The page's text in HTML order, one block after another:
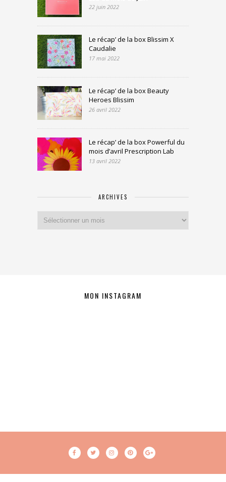
22 juin 2022
Le récap’ de la box Blissim X
Caudalie
17 mai 2022
Le récap’ de la box Beauty
Heroes Blissim
26 avril 2022
Le récap’ de la box Powerful du
mois d’avril Prescription Lab
13 avril 2022
ARCHIVES
MON INSTAGRAM